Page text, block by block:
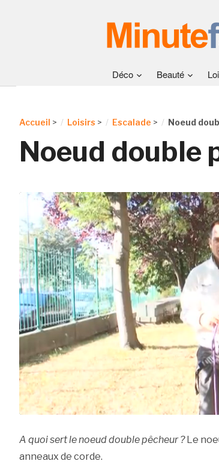
Déco Beauté
Accueil > Loisirs > Escalade > Noeud
Noeud double
A quoi sert le noeud double pêcheur ?Le
anneaux de corde.